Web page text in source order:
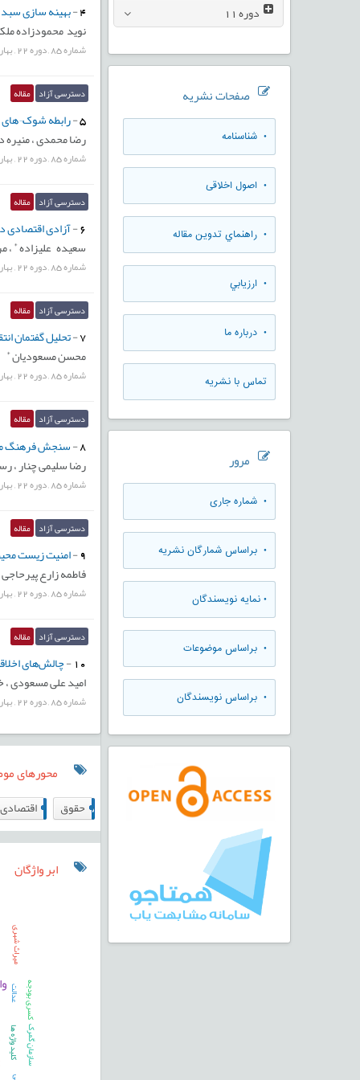
دوره
صفحات نشریه
• شناسنامه
• اصول اخلاقی
• راهنماي تدوين مقاله
• ارزيابي
• درباره ما
تماس با نشریه
مرور
• شماره جاری
• براساس شمارگان نشریه
• نمایه نویسندگان
• براساس موضوعات
• براساس نویسندگان
4
-بهینه سازی سبد
نوید محمودزاده
شماره85
,دوره22
,بهار
دسترسی آزاد مقاله
5
-رابطه
رضا محمدی ،
شماره85
,دوره22
,بهار
دسترسی آزاد مقاله
6
-آزادی اقتصادی
سعیده علیزاده*،
شماره85
,دوره22
,بهار
دسترسی آزاد مقاله
7
-تحلیل گفتمان
محسن مسعودیان*
شماره85
,دوره22
,بهار
دسترسی آزاد مقاله
8
-سنجش فرهنگ
رضا سلیمی چنار ،
شماره85
,دوره22
,بهار
دسترسی آزاد مقاله
9
-امنیت زیست
فاطمه زارع پیرحاجی
شماره85
,دوره22
,بهار
دسترسی آزاد مقاله
10
-چالش‌های
امید علی مسعودی ،
شماره85
,دوره22
,بهار
محورهای
حقوق 5 اقتصادی46
ابر واژگان
کلید واژه ها
کسری بودجه
سازمان گمرک
عدالت
میراث شهری